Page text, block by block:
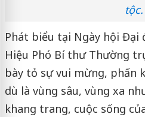
tộc.
Phát biểu tại Ngày hội Đại
Hiệu Phó Bí thư Thường
bày tỏ sự vui mừng, phấn
dù là vùng sâu, vùng xa
khang trang, cuộc sống